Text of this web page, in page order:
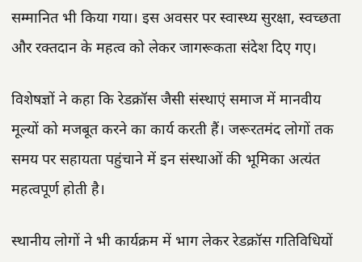
सम्मानित भी किया गया। इस अवसर पर स्वास्थ्य सुरक्षा, स्वच्छता
और रक्तदान के महत्व को लेकर जागरूकता संदेश दिए गए।
विशेषज्ञों ने कहा कि रेडक्रॉस जैसी संस्थाएं समाज में मानवीय
मूल्यों को मजबूत करने का कार्य करती हैं। जरूरतमंद लोगों तक
समय पर सहायता पहुंचाने में इन संस्थाओं की भूमिका अत्यंत
महत्वपूर्ण होती है।
स्थानीय लोगों ने भी कार्यक्रम में भाग लेकर रेडक्रॉस गतिविधियों